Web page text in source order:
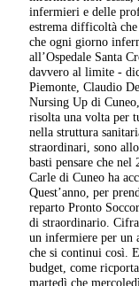
infermieri e delle
estrema difficoltà
che ogni giorno
all’Ospedale Santa
davvero al limite -
Piemonte, Claudio
Nursing Up di
risolta una volta per
nella struttura
straordinari, sono
basti pensare che
Carle di Cuneo ha
Quest’anno, per
reparto Pronto
di straordinario.
un infermiere per un
che si continui così.
budget, come
martedì che